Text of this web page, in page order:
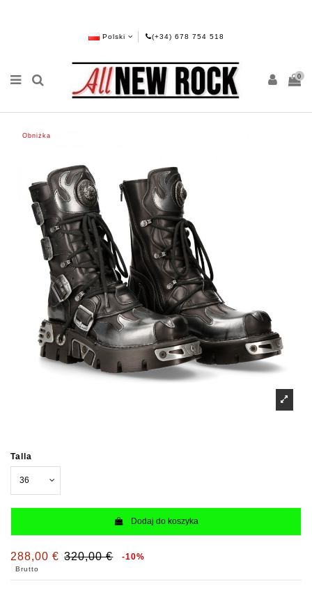
Polski (+34) 678 754 518
0
Obniżka
Talla
Dodaj do koszyka
288,00 € 320,00 € -10%
Brutto